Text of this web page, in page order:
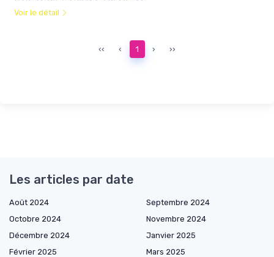
Voir le détail
‹‹ ‹ 1 › ››
Les articles par date
Août 2024
Septembre 2024
Octobre 2024
Novembre 2024
Décembre 2024
Janvier 2025
Février 2025
Mars 2025